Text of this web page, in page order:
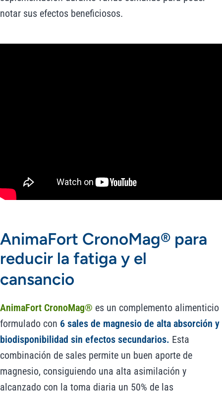
notar sus efectos beneficiosos.
AnimaFort CronoMag® para
reducir la fatiga y el
cansancio
AnimaFort CronoMag® es un complemento alimenticio
formulado con 6 sales de magnesio de alta absorción y
biodisponibilidad sin efectos secundarios. Esta
combinación de sales permite un buen aporte de
magnesio, consiguiendo una alta asimilación y
alcanzado con la toma diaria un 50% de las